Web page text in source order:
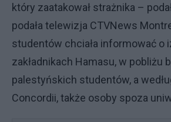
który zaatakował strażnika –
podała telewizja CTVNews
studentów chciała informować o
zakładnikach Hamasu, w pobliżu
palestyńskich studentów, a
Concordii, także osoby spoza